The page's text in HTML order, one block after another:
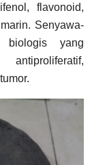
flavonoid,
Senyawa-
biologis yang